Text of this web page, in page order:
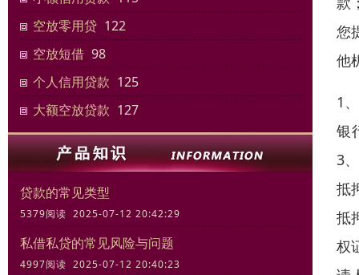
空放零用贷 122
空放短借 98
个人信用贷款 125
大额空放贷款 127
贷款的常见类型
5379阅读 2025-07-12 20:42:29
私借私贷的常见风险与问题
4997阅读 2025-07-12 20:40:23
您
他
1
银
3
抵
抵
权